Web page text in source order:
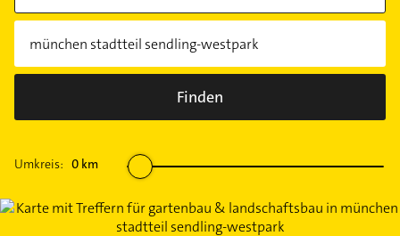
Finden
Umkreis: 0 km